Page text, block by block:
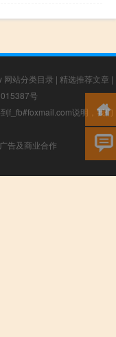
网站分类目录 | 精选推荐文章 |
号
f_fb#foxmail.com说明，我们
告及商业合作